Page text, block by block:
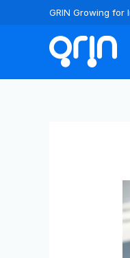
GRIN Growing for